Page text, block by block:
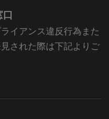
口
イアンス違反行為また
された際は下記よりご